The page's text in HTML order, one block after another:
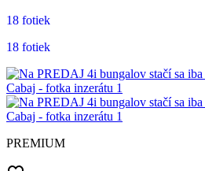
18 fotiek
18 fotiek
PREMIUM